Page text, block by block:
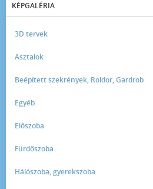
KÉPGALÉRIA
3D tervek
Asztalok
Beépített szekrények, Roldor, Gardrob
Egyéb
Előszoba
Fürdőszoba
Hálószoba, gyerekszoba